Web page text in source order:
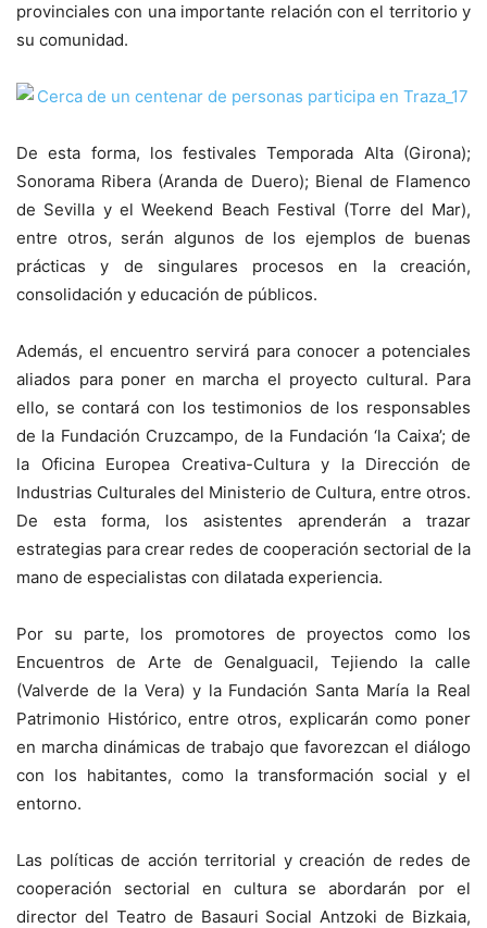
provinciales con una importante relación con el territorio y
su comunidad.
De esta forma, los festivales Temporada Alta (Girona);
Sonorama Ribera (Aranda de Duero); Bienal de Flamenco
de Sevilla y el Weekend Beach Festival (Torre del Mar),
entre otros, serán algunos de los ejemplos de buenas
prácticas y de singulares procesos en la creación,
consolidación y educación de públicos.
Además, el encuentro servirá para conocer a potenciales
aliados para poner en marcha el proyecto cultural. Para
ello, se contará con los testimonios de los responsables
de la Fundación Cruzcampo, de la Fundación ‘la Caixa’; de
la Oficina Europea Creativa-Cultura y la Dirección de
Industrias Culturales del Ministerio de Cultura, entre otros.
De esta forma, los asistentes aprenderán a trazar
estrategias para crear redes de cooperación sectorial de la
mano de especialistas con dilatada experiencia.
Por su parte, los promotores de proyectos como los
Encuentros de Arte de Genalguacil, Tejiendo la calle
(Valverde de la Vera) y la Fundación Santa María la Real
Patrimonio Histórico, entre otros, explicarán como poner
en marcha dinámicas de trabajo que favorezcan el diálogo
con los habitantes, como la transformación social y el
entorno.
Las políticas de acción territorial y creación de redes de
cooperación sectorial en cultura se abordarán por el
director del Teatro de Basauri Social Antzoki de Bizkaia,